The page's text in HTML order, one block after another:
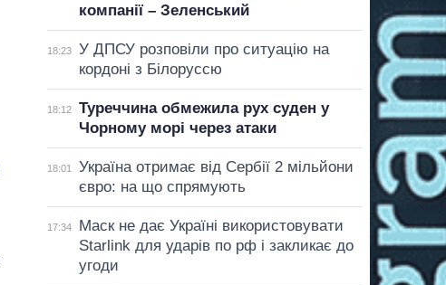
компанії – Зеленський
18:23
У ДПСУ розповіли про ситуацію на
кордоні з Білоруссю
18:12
Туреччина обмежила рух суден у
Чорному морі через атаки
18:01
Україна отримає від Сербії 2 мільйони
євро: на що спрямують
17:34
Маск не дає Україні використовувати
Starlink для ударів по рф і закликає до
угоди